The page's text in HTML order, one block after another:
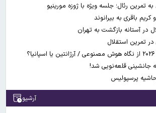
تمرین رئال؛ جلسه ویژه با ژوزه مورینیو
باقری به بیرانوند
در آستانه بازگشت به تهران
تمرین استقلال
جانشینی قلعه‌نویی شد!
پرسپولیس
آرشیو